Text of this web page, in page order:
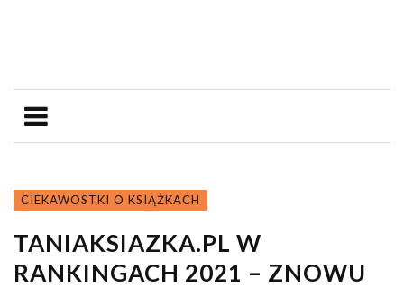
CIEKAWOSTKI O KSIĄŻKACH
TANIAKSIAZKA.PL W
RANKINGACH 2021 – ZNOWU